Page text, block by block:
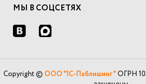
МЫ В СОЦСЕТЯХ
Copyright © ООО "1С-Паблишинг" ОГРН